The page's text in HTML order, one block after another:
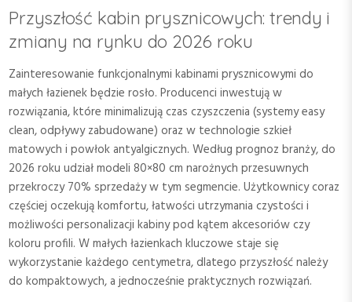
Przyszłość kabin prysznicowych: trendy i
zmiany na rynku do 2026 roku
Zainteresowanie funkcjonalnymi kabinami prysznicowymi do
małych łazienek będzie rosło. Producenci inwestują w
rozwiązania, które minimalizują czas czyszczenia (systemy easy
clean, odpływy zabudowane) oraz w technologie szkieł
matowych i powłok antyalgicznych. Według prognoz branży, do
2026 roku udział modeli 80×80 cm narożnych przesuwnych
przekroczy 70% sprzedaży w tym segmencie. Użytkownicy coraz
częściej oczekują komfortu, łatwości utrzymania czystości i
możliwości personalizacji kabiny pod kątem akcesoriów czy
koloru profili. W małych łazienkach kluczowe staje się
wykorzystanie każdego centymetra, dlatego przyszłość należy
do kompaktowych, a jednocześnie praktycznych rozwiązań.